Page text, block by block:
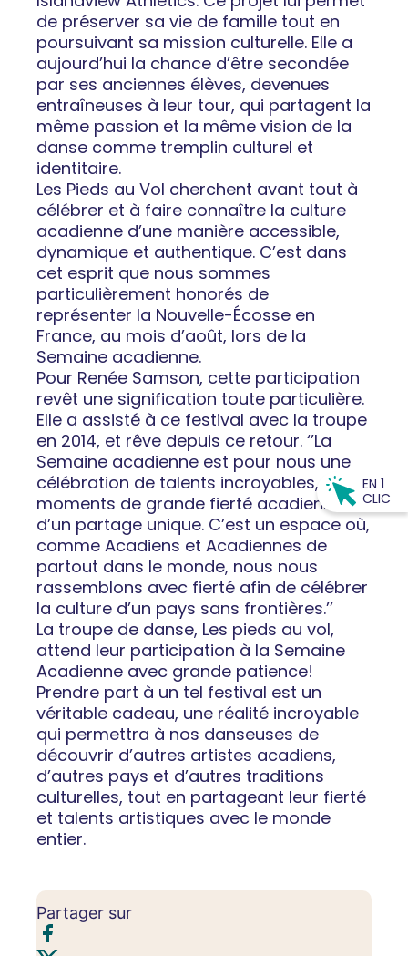
de préserver sa vie de famille tout en
poursuivant sa mission culturelle. Elle a
aujourd’hui la chance d’être secondée
par ses anciennes élèves, devenues
entraîneuses à leur tour, qui partagent la
même passion et la même vision de la
danse comme tremplin culturel et
identitaire.
Les Pieds au Vol cherchent avant tout à
célébrer et à faire connaître la culture
acadienne d’une manière accessible,
dynamique et authentique. C’est dans
cet esprit que nous sommes
particulièrement honorés de
représenter la Nouvelle-Écosse en
France, au mois d’août, lors de la
Semaine acadienne.
Pour Renée Samson, cette participation
revêt une signification toute particulière.
Elle a assisté à ce festival avec la troupe
en 2014, et rêve depuis ce retour. ‘’La
Semaine acadienne est pour nous une
célébration de talents incroyables, de
moments de grande fierté acadienne et
d’un partage unique. C’est un espace où,
comme Acadiens et Acadiennes de
partout dans le monde, nous nous
rassemblons avec fierté afin de célébrer
la culture d’un pays sans frontières.’’
La troupe de danse, Les pieds au vol,
attend leur participation à la Semaine
Acadienne avec grande patience!
Prendre part à un tel festival est un
véritable cadeau, une réalité incroyable
qui permettra à nos danseuses de
découvrir d’autres artistes acadiens,
d’autres pays et d’autres traditions
culturelles, tout en partageant leur fierté
et talents artistiques avec le monde
entier.
Partager sur
EN 1
CLIC